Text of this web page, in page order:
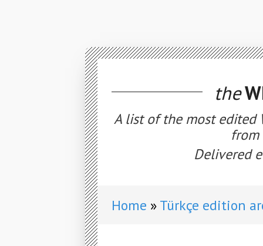
the
A list of the most edited
from
Delivered
Home Türkçe edition